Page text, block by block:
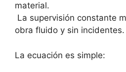
material.
La supervisión constante
obra fluido y sin incidentes.
La ecuación es simple: